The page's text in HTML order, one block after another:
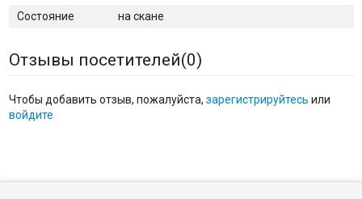
Состояние на скане
Отзывы посетителей(0)
Чтобы добавить отзыв, пожалуйста, зарегистрируйтесь или
войдите